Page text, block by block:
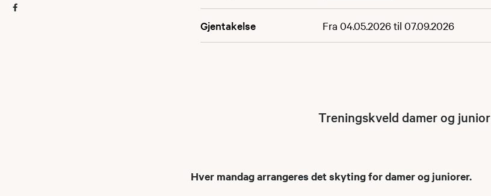
Gjentakelse Fra 04.05.2026 til 07.09.2026
Treningskveld damer og junior
Hver mandag arrangeres det skyting for damer og juniorer.